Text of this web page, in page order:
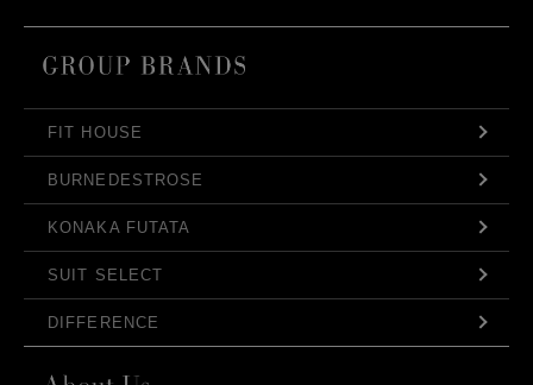
FIT HOUSE
BURNEDESTROSE
KONAKA FUTATA
SUIT SELECT
DIFFERENCE